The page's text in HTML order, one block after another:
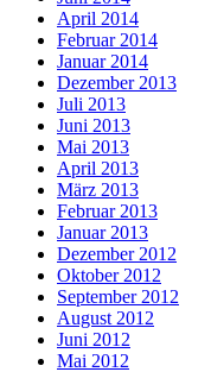
April 2014
Februar 2014
Januar 2014
Dezember 2013
Juli 2013
Juni 2013
Mai 2013
April 2013
März 2013
Februar 2013
Januar 2013
Dezember 2012
Oktober 2012
September 2012
August 2012
Juni 2012
Mai 2012